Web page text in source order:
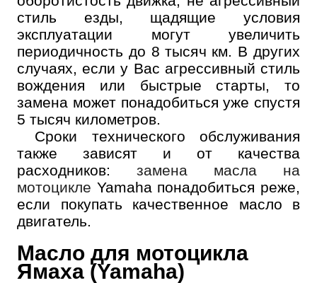
стиль езды, щадящие условия
эксплуатации могут увеличить
периодичность до 8 тысяч км. В других
случаях, если у Вас агрессивный стиль
вождения или быстрые старты, то
замена может понадобиться уже спустя
5 тысяч километров.
Сроки технического обслуживания
также зависят и от качества
расходников: замена масла на
мотоцикле Yamaha понадобиться реже,
если покупать качественное масло в
двигатель.
Масло для мотоцикла
Ямаха (Yamaha)